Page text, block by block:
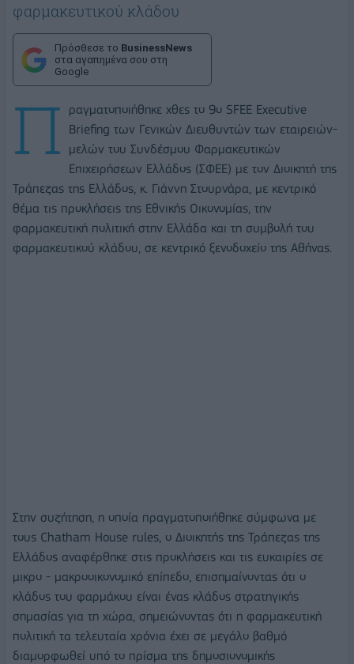
φαρμακευτικού κλάδου
Πρόσθεσε το BusinessNews
στα αγαπημένα σου στη
Google
Π
ραγματοποιήθηκε χθες το 9ο SFEE Executive
Briefing των Γενικών Διευθυντών των εταιρειών-
μελών του Συνδέσμου Φαρμακευτικών
Επιχειρήσεων Ελλάδος (ΣΦΕΕ) με τον Διοικητή της
Τράπεζας της Ελλάδος, κ. Γιάννη Στουρνάρα, με κεντρικό
θέμα τις προκλήσεις της Εθνικής Οικονομίας, την
φαρμακευτική πολιτική στην Ελλάδα και τη συμβολή του
φαρμακευτικού κλάδου, σε κεντρικό ξενοδοχείο της Αθήνας.
Στην συζήτηση, η οποία πραγματοποιήθηκε σύμφωνα με
τους Chatham House rules, ο Διοικητής της Τράπεζας της
Ελλάδος αναφέρθηκε στις προκλήσεις και τις ευκαιρίες σε
μικρο - μακροοικονομικό επίπεδο, επισημαίνοντας ότι ο
κλάδος του φαρμάκου είναι ένας κλάδος στρατηγικής
σημασίας για τη χώρα, σημειώνοντας ότι η φαρμακευτική
πολιτική τα τελευταία χρόνια έχει σε μεγάλο βαθμό
διαμορφωθεί υπό το πρίσμα της δημοσιονομικής